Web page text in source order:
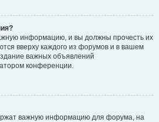
информацию, и вы должны прочесть их
вверху каждого из форумов и в вашем
важных объявлений
конференции.
важную информацию для форума, на